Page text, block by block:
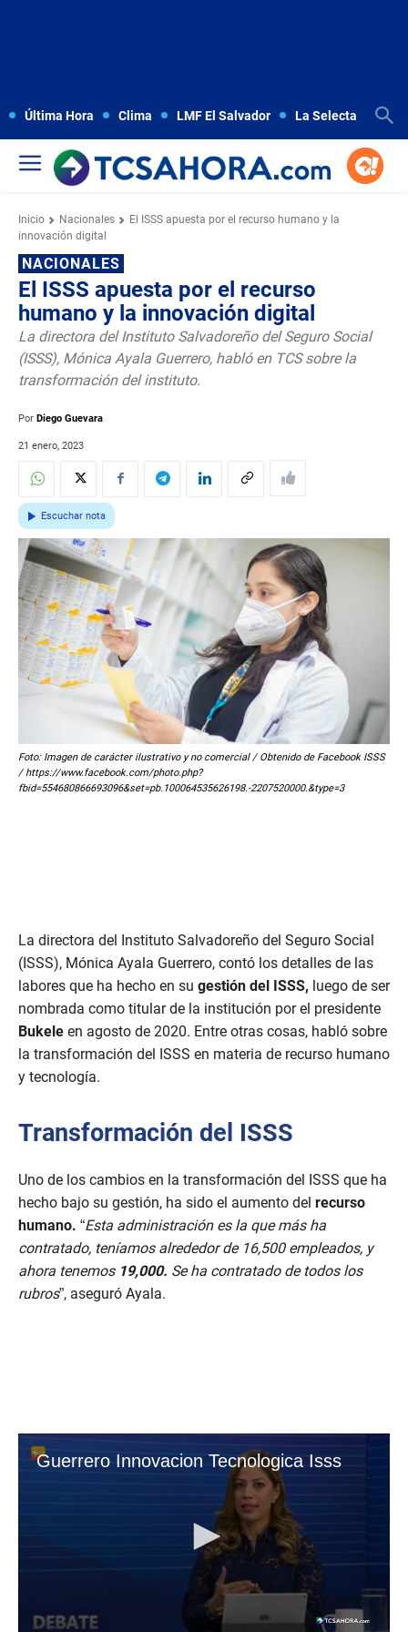
Última Hora Clima LMF El Salvador La Selecta
Inicio Nacionales
El ISSS apuesta por el recurso humano y la
innovación digital
NACIONALES
El ISSS apuesta por el recurso
humano y la innovación digital
La directora del Instituto Salvadoreño del Seguro Social
(ISSS), Mónica Ayala Guerrero, habló en TCS sobre la
transformación del instituto.
Por Diego Guevara
21 enero, 2023
Escuchar nota
Foto: Imagen de carácter ilustrativo y no comercial / Obtenido de Facebook ISSS
/ https://www.facebook.com/photo.php?
fbid=554680866693096&set=pb.100064535626198.-2207520000.&type=3
La directora del Instituto Salvadoreño del Seguro Social
(ISSS), Mónica Ayala Guerrero, contó los detalles de las
labores que ha hecho en su gestión del ISSS, luego de ser
nombrada como titular de la institución por el presidente
Bukele en agosto de 2020. Entre otras cosas, habló sobre
la transformación del ISSS en materia de recurso humano
y tecnología.
Transformación del ISSS
Uno de los cambios en la transformación del ISSS que ha
hecho bajo su gestión, ha sido el aumento del recurso
humano. “Esta administración es la que más ha
contratado, teníamos alrededor de 16,500 empleados, y
ahora tenemos 19,000. Se ha contratado de todos los
rubros”, aseguró Ayala.